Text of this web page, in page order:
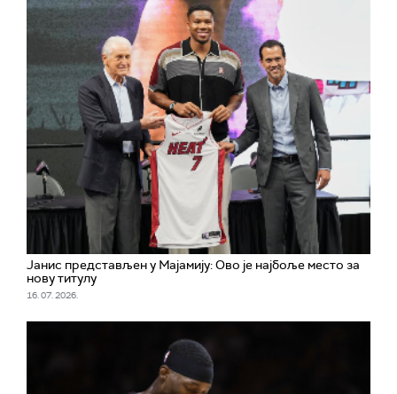
Јанис представљен у Мајамију: Ово је најбоље место за
нову титулу
16. 07. 2026.